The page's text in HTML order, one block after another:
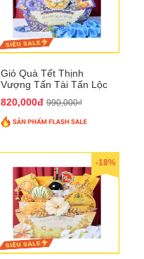
Giỏ Quà Tết Thịnh
Vượng Tấn Tài Tấn Lộc
820,000đ 990,000₫
-18%